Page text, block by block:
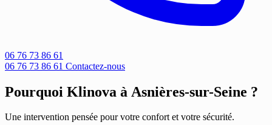
06 76 73 86 61
06 76 73 86 61 Contactez-nous
Pourquoi Klinova à Asnières-sur-Seine ?
Une intervention pensée pour votre confort et votre sécurité.